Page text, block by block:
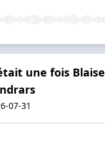
une fois Blaise
07-31